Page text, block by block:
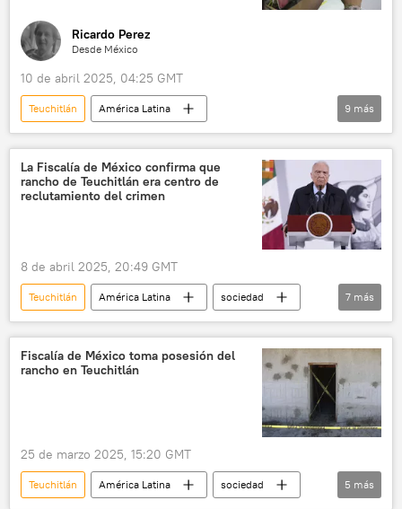
Ricardo Perez
Desde México
10 de abril 2025, 04:25 GMT
Teuchitlán
América Latina
Andrés Manuel López Obrador
Claudia Sheinbaum
México
sociedad
Instagram
9 más
La Fiscalía de México confirma que
rancho de Teuchitlán era centro de
reclutamiento del crimen
8 de abril 2025, 20:49 GMT
Teuchitlán América Latina
sociedad
seguridad
México
Jalisco
CJNG
crimen organizado
crimen
narcotráfico
7 más
Fiscalía de México toma posesión del
rancho en Teuchitlán
25 de marzo 2025, 15:20 GMT
Teuchitlán América Latina
sociedad
5 más